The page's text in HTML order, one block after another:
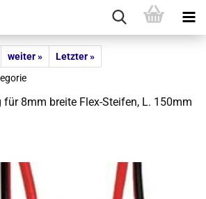
weiter »
Letzter »
für 8mm brei­te Flex-​Steifen, L. 150mm